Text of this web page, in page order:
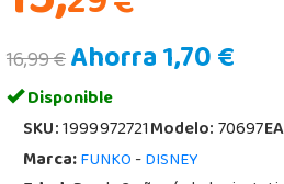
16,99 €Ahorra 1,70 €
Disponible
SKU:1999972721Modelo:70697
Marca:FUNKO-DISNEY